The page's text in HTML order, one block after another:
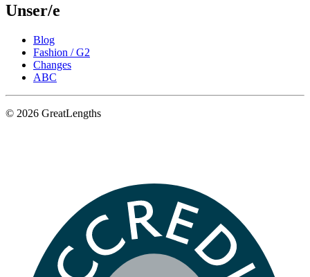
Unser/e
Blog
Fashion / G2
Changes
ABC
© 2026 GreatLengths